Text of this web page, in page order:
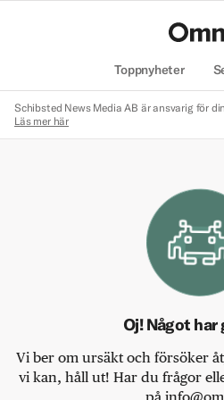
Toppnyheter
Schibsted News Media AB är ansvarig för
Läs mer här
Oj! Något
Vi ber om ursäkt och försöker
vi kan, håll ut! Har du frågor